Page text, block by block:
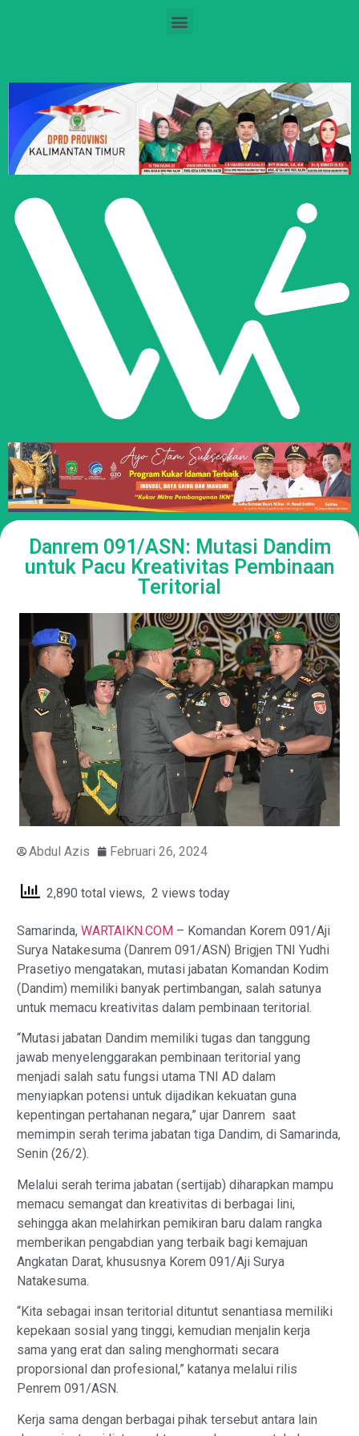
Danrem 091/ASN: Mutasi Dandim
untuk Pacu Kreativitas Pembinaan
Teritorial
Abdul Azis Februari 26, 2024
2,890 total views, 2 views today
Samarinda, WARTAIKN.COM – Komandan Korem 091/Aji
Surya Natakesuma (Danrem 091/ASN) Brigjen TNI Yudhi
Prasetiyo mengatakan, mutasi jabatan Komandan Kodim
(Dandim) memiliki banyak pertimbangan, salah satunya
untuk memacu kreativitas dalam pembinaan teritorial.
“Mutasi jabatan Dandim memiliki tugas dan tanggung
jawab menyelenggarakan pembinaan teritorial yang
menjadi salah satu fungsi utama TNI AD dalam
menyiapkan potensi untuk dijadikan kekuatan guna
kepentingan pertahanan negara,” ujar Danrem saat
memimpin serah terima jabatan tiga Dandim, di Samarinda,
Senin (26/2).
Melalui serah terima jabatan (sertijab) diharapkan mampu
memacu semangat dan kreativitas di berbagai lini,
sehingga akan melahirkan pemikiran baru dalam rangka
memberikan pengabdian yang terbaik bagi kemajuan
Angkatan Darat, khususnya Korem 091/Aji Surya
Natakesuma.
“Kita sebagai insan teritorial dituntut senantiasa memiliki
kepekaan sosial yang tinggi, kemudian menjalin kerja
sama yang erat dan saling menghormati secara
proporsional dan profesional,” katanya melalui rilis
Penrem 091/ASN.
Kerja sama dengan berbagai pihak tersebut antara lain